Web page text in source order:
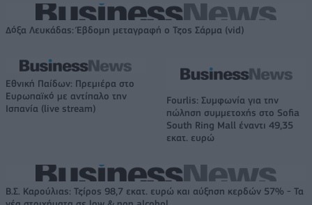
Δόξα Λευκάδας: Έβδομη μεταγραφή ο Τζος Σάρμα (vid)
Εθνική Παίδων: Πρεμιέρα στο
Ευρωπαϊκό με αντίπαλο την
Ισπανία (live stream)
Fourlis: Συμφωνία για την
πώληση συμμετοχής στο Sofia
South Ring Mall έναντι 49,35
εκατ. ευρώ
Β.Σ. Καρούλιας: Τζίρος 98,7 εκατ. ευρώ και αύξηση κερδών 57% - Τα